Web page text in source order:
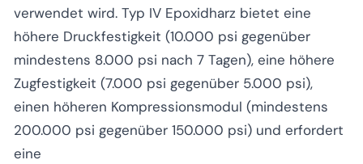
verwendet wird. Typ IV Epoxidharz bietet eine
höhere Druckfestigkeit (10.000 psi gegenüber
mindestens 8.000 psi nach 7 Tagen), eine höhere
Zugfestigkeit (7.000 psi gegenüber 5.000 psi),
einen höheren Kompressionsmodul (mindestens
200.000 psi gegenüber 150.000 psi) und erfordert
eine